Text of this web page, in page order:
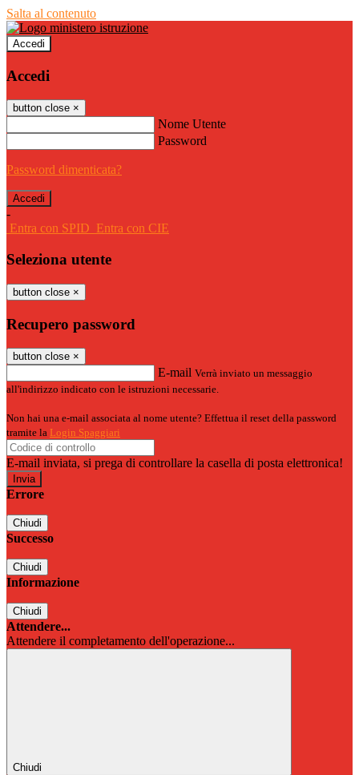
Salta al contenuto
Accedi
Accedi
button close ×
Nome Utente
Password
Password dimenticata?
-
Entra con SPID Entra con CIE
Seleziona utente
button close ×
Recupero password
button close ×
E-mail Verrà inviato un messaggio
all'indirizzo indicato con le istruzioni necessarie.
Non hai una e-mail associata al nome utente? Effettua il reset della password
tramite la Login Spaggiari
E-mail inviata, si prega di controllare la casella di posta elettronica!
Errore
Chiudi
Successo
Chiudi
Informazione
Chiudi
Attendere...
Attendere il completamento dell'operazione...
Chiudi